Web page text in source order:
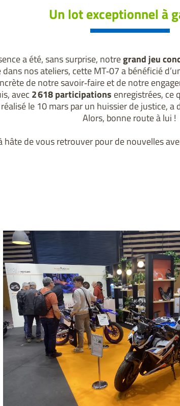
Un lot exceptionnel à
a été, sans surprise, notregrand jeu
dans nos ateliers, cette MT‑07 a bénéficié
de notre savoir‑faire et de notre
avec 2 618 participations enregistrées, ce
le 10mars par un huissier de justice, a
Alors, bonne route à lui !
hâte de vous retrouver pour de nouvelles